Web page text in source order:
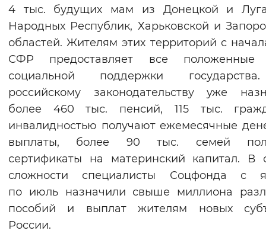
4 тыс. будущих мам из Донецкой и
Народных Республик, Харьковской и
областей. Жителям этих территорий с
СФР предоставляет все положенные
социальной поддержки
российскому законодательству уже
более 460 тыс. пенсий, 115 тыс.
инвалидностью получают ежемесячные
выплаты, более 90 тыс. семей
сертификаты на материнский капитал. В
сложности специалисты Соцфонда с
по июль назначили свыше миллиона
пособий и выплат жителям новых
России.